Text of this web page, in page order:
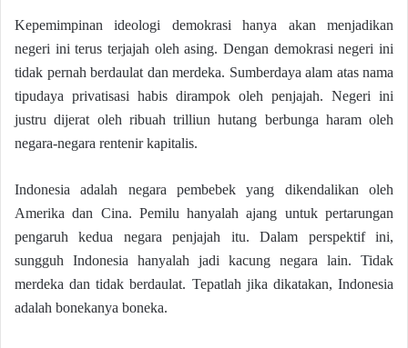
Kepemimpinan ideologi demokrasi hanya akan menjadikan
negeri ini terus terjajah oleh asing. Dengan demokrasi negeri ini
tidak pernah berdaulat dan merdeka. Sumberdaya alam atas nama
tipudaya privatisasi habis dirampok oleh penjajah. Negeri ini
justru dijerat oleh ribuah trilliun hutang berbunga haram oleh
negara-negara rentenir kapitalis.
Indonesia adalah negara pembebek yang dikendalikan oleh
Amerika dan Cina. Pemilu hanyalah ajang untuk pertarungan
pengaruh kedua negara penjajah itu. Dalam perspektif ini,
sungguh Indonesia hanyalah jadi kacung negara lain. Tidak
merdeka dan tidak berdaulat. Tepatlah jika dikatakan, Indonesia
adalah bonekanya boneka.